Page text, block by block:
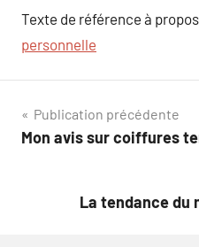
Texte de référence à
personnelle
Navigation
de
Publication précédente
Mon avis sur coiffures
La tendance du